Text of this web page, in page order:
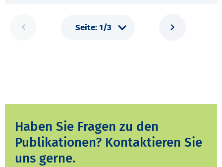
Haben Sie Fragen zu den
Publikationen? Kontaktieren Sie
uns gerne.